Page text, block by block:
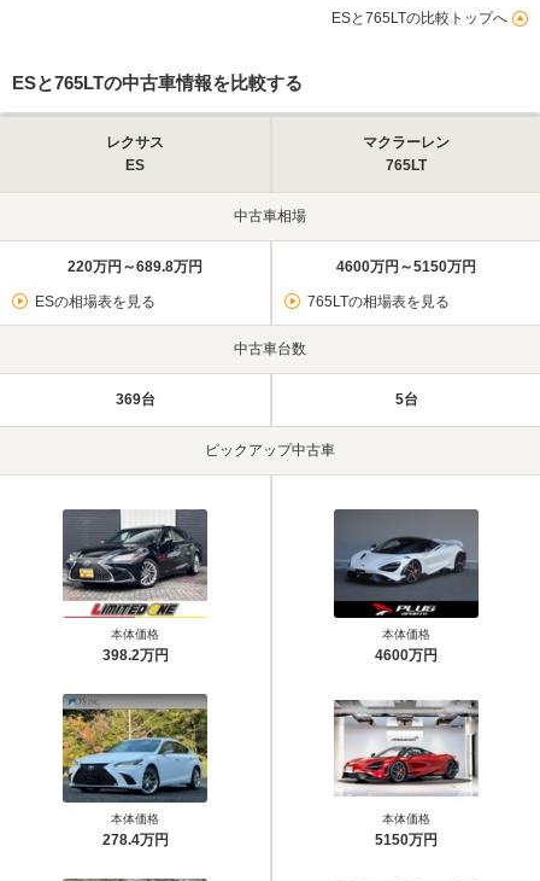
ESと765LTの比較トップへ
ESと765LTの中古車情報を比較する
レクサス
ES
マクラーレン
765LT
中古車相場
220万円～689.8万円
ESの相場表を見る
4600万円～5150万円
765LTの相場表を見る
中古車台数
369台 5台
ピックアップ中古車
本体価格
398.2万円
本体価格
278.4万円
本体価格
4600万円
本体価格
5150万円